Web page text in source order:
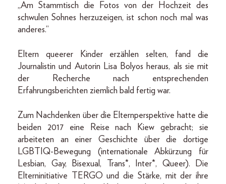
„Am Stammtisch die Fotos von der Hochzeit des
schwulen Sohnes herzuzeigen, ist schon noch mal was
anderes.“
Eltern queerer Kinder erzählen selten, fand die
Journalistin und Autorin Lisa Bolyos heraus, als sie mit
der Recherche nach entsprechenden
Erfahrungsberichten ziemlich bald fertig war.
Zum Nachdenken über die Elternperspektive hatte die
beiden 2017 eine Reise nach Kiew gebracht; sie
arbeiteten an einer Geschichte über die dortige
LGBTIQ-Bewegung (internationale Abkürzung für
Lesbian, Gay, Bisexual, Trans*, Inter*, Queer). Die
Elterninitiative TERGO und die Stärke, mit der ihre